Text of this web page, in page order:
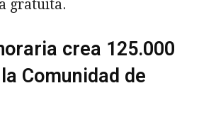
gratuita.
crea 125.000
Comunidad de